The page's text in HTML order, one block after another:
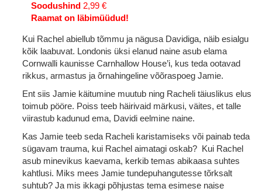
Soodushind 2,99 €
Raamat on läbimüüdud!
Kui Rachel abiellub tõmmu ja nägusa Davidiga, näib esialgu
kõik laabuvat. Londonis üksi elanud naine asub elama
Cornwalli kaunisse Carnhallow House’i, kus teda ootavad
rikkus, armastus ja õrnahingeline võõraspoeg Jamie.
Ent siis Jamie käitumine muutub ning Racheli täiuslikus elus
toimub pööre. Poiss teeb häirivaid märkusi, väites, et talle
viirastub kadunud ema, Davidi eelmine naine.
Kas Jamie teeb seda Racheli karistamiseks või painab teda
sügavam trauma, kui Rachel aimatagi oskab? Kui Rachel
asub minevikus kaevama, kerkib temas abikaasa suhtes
kahtlusi. Miks mees Jamie tundepuhangutesse tõrksalt
suhtub? Ja mis ikkagi põhjustas tema esimese naise